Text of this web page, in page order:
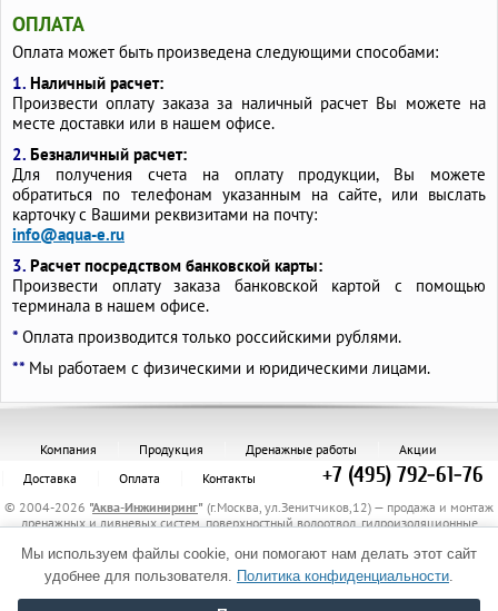
ОПЛАТА
Оплата может быть произведена следующими способами:
1. Наличный расчет:
Произвести оплату заказа за наличный расчет Вы можете на
месте доставки или в нашем офисе.
2. Безналичный расчет:
Для получения счета на оплату продукции, Вы можете
обратиться по телефонам указанным на сайте, или выслать
карточку с Вашими реквизитами на почту:
info@aqua-e.ru
3. Расчет посредством банковской карты:
Произвести оплату заказа банковской картой с помощью
терминала в нашем офисе.
* Оплата производится только российскими рублями.
** Мы работаем с физическими и юридическими лицами.
Компания Продукция Дренажные работы
Акции
Доставка
Оплата Контакты +7 (495) 792-61-76
© 2004-2026 "Аква-Инжиниринг" (г.Москва, ул.Зенитчиков,12) — продажа и монтаж
дренажных и ливневых систем, поверхностный водоотвод, гидроизоляционные
для укрепления грунта, электрообогрев трубопроводов.
Политика обработки персональных данных
Мы используем файлы cookie, они помогают нам делать этот сайт
удобнее для пользователя. Политика конфиденциальности.